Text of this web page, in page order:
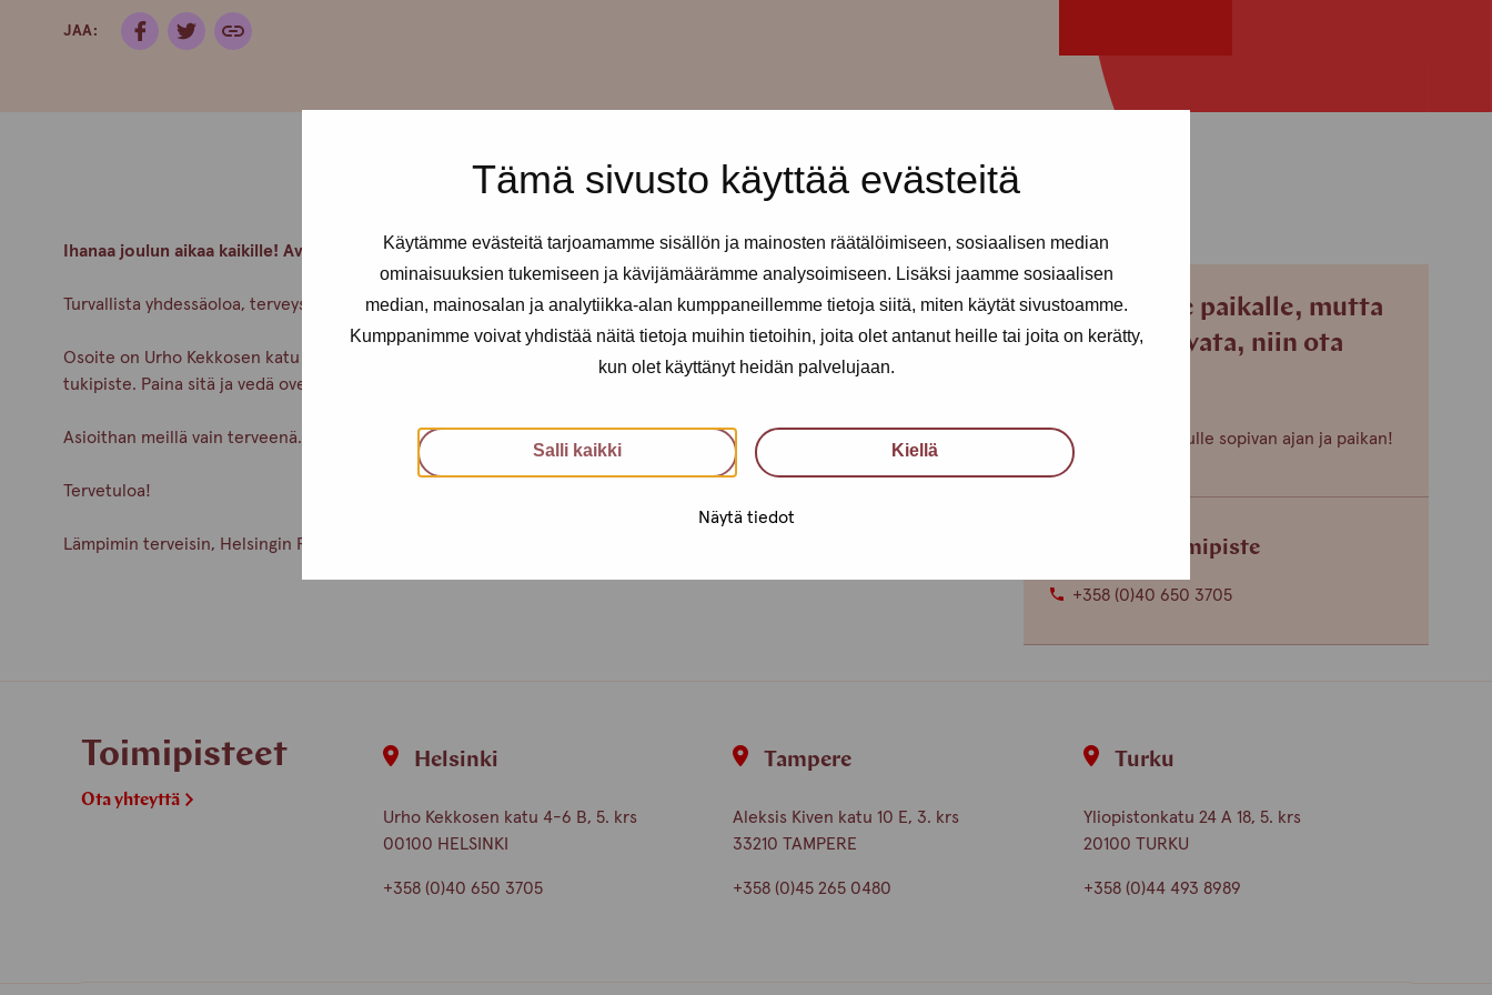
Tämä sivusto käyttää evästeitä
Käytämme evästeitä tarjoamamme sisällön ja mainosten räätälöimiseen, sosiaalisen median
ominaisuuksien tukemiseen ja kävijämäärämme analysoimiseen. Lisäksi jaamme sosiaalisen
median, mainosalan ja analytiikka-alan kumppaneillemme tietoja siitä, miten käytät sivustoamme.
Kumppanimme voivat yhdistää näitä tietoja muihin tietoihin, joita olet antanut heille tai joita on kerätty,
kun olet käyttänyt heidän palvelujaan.
Salli kaikki Kiellä
Näytä tiedot
JAA:
Ihanaa joulun aikaa kaikille! Avaamme taas 7.1.2025!
Turvallista yhdessäoloa, terveyspalveluita, tukea ja keskusteluapua.
Osoite on Urho Kekkosen katu 4-6 B, 5krs. Alaovella on summeri, jossa lukee Pro-
tukipiste. Paina sitä ja vedä ovenkahvasta.
Asioithan meillä vain terveenä. Pidetään huolta itsestämme ja toisistamme!
Tervetuloa!
Lämpimin terveisin, Helsingin Pro-tukipisteen henkilökunta
Jos et pääse paikalle, mutta
haluaisit tavata, niin ota
Voimme sopia sinulle sopivan ajan ja paikan!
Helsingin toimipiste
+358 (0)40 650 3705
Toimipisteet
Ota yhteyttä
Helsinki
Urho Kekkosen katu 4-6 B, 5. krs
00100 HELSINKI
+358 (0)40 650 3705
Tampere
Aleksis Kiven katu 10 E, 3. krs
33210 TAMPERE
+358 (0)45 265 0480
Turku
Yliopistonkatu 24 A 18, 5. krs
20100 TURKU
+358 (0)44 493 8989